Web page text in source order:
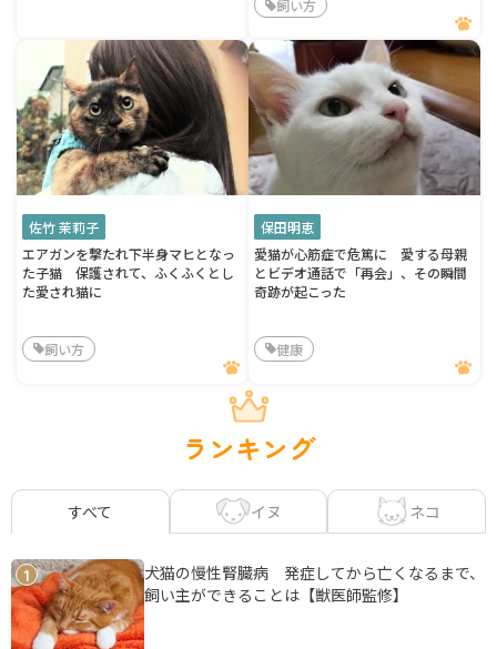
飼い方
佐竹 茉莉子
エアガンを撃たれ下半身マヒとなっ
た子猫 保護されて、ふくふくとし
た愛され猫に
飼い方
保田明恵
愛猫が心筋症で危篤に 愛する母親
とビデオ通話で「再会」、その瞬間
奇跡が起こった
健康
ランキング
すべて イヌ ネコ
1
犬猫の慢性腎臓病 発症してから亡くなるまで、
飼い主ができることは【獣医師監修】